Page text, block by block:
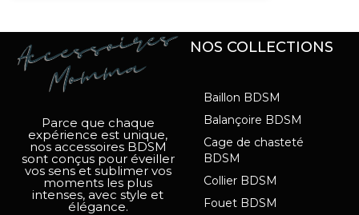
Parce que chaque
expérience est unique,
nos accessoires BDSM
sont conçus pour éveiller
vos sens et sublimer vos
moments les plus
intenses, avec style et
élégance.
NOS COLLECTIONS
Baillon BDSM
Balançoire BDSM
Cage de chasteté
BDSM
Collier BDSM
Fouet BDSM